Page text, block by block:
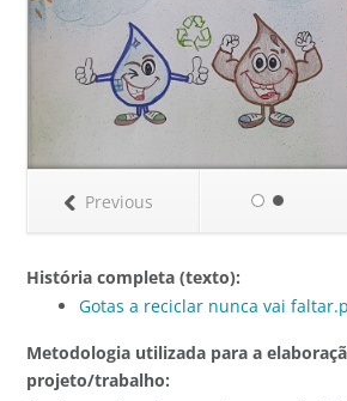
Previous
História completa (texto):
Gotas a reciclar nunca vai
Metodologia utilizada para a
projeto/trabalho: